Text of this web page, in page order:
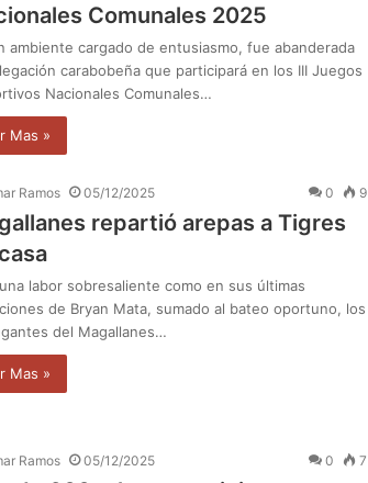
Comunales 2025
ambiente cargado de entusiasmo, fue abanderada
carabobeña que participará en los III Juegos
Nacionales Comunales…
Mas »
Ramos 05/12/2025 0 9
repartió arepas a Tigres
labor sobresaliente como en sus últimas
de Bryan Mata, sumado al bateo oportuno, los
del Magallanes…
Mas »
Ramos 05/12/2025 0 7